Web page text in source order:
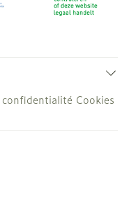
confidentialité Cookies